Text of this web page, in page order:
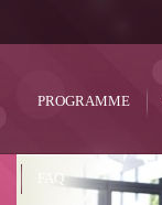
PROGRAMME
FAQ